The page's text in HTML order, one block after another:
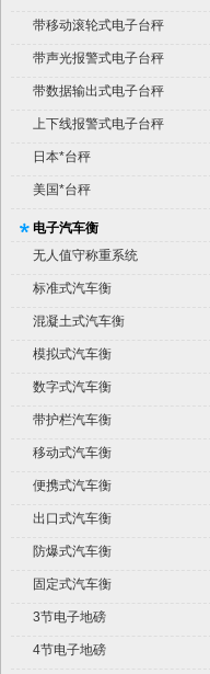
带移动滚轮式电子台秤
带声光报警式电子台秤
带数据输出式电子台秤
上下线报警式电子台秤
日本*台秤
美国*台秤
电子汽车衡
无人值守称重系统
标准式汽车衡
混凝土式汽车衡
模拟式汽车衡
数字式汽车衡
带护栏汽车衡
移动式汽车衡
便携式汽车衡
出口式汽车衡
防爆式汽车衡
固定式汽车衡
3节电子地磅
4节电子地磅